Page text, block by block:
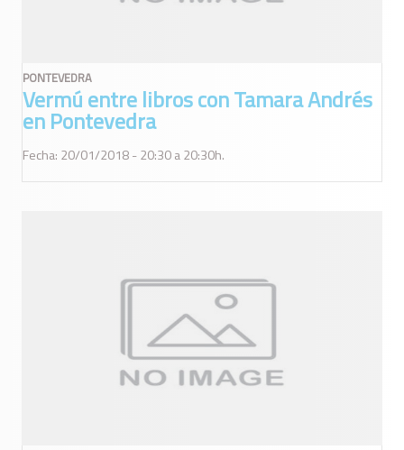
PONTEVEDRA
Vermú entre libros con Tamara Andrés
en Pontevedra
Fecha: 20/01/2018 - 20:30 a 20:30h.